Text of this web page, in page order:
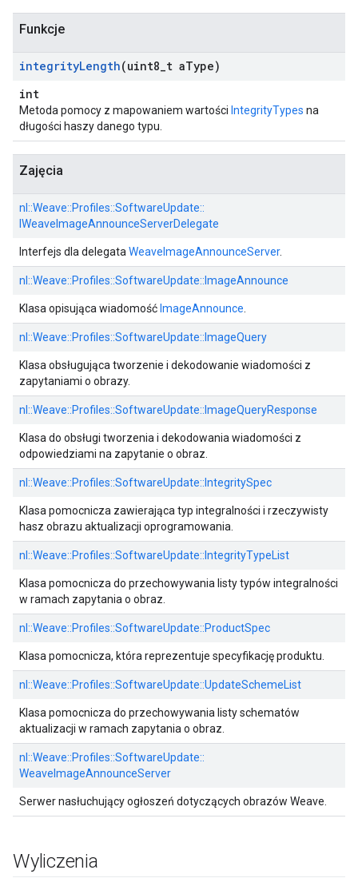
Funkcje
integrityLength(uint8 t aType)
int
Metoda pomocy z mapowaniem wartości IntegrityTypes na
długości haszy danego typu.
Zajęcia
nl::Weave::Profiles::SoftwareUpdate::
IWeaveImageAnnounceServerDelegate
Interfejs dla delegata WeaveImageAnnounceServer.
nl::Weave::Profiles::SoftwareUpdate:: ImageAnnounce
Klasa opisująca wiadomość ImageAnnounce
nl::Weave::Profiles::SoftwareUpdate:: ImageQuery
Klasa obsługująca tworzenie i dekodowanie wiadomości z
zapytaniami o obrazy.
nl::Weave::Profiles::SoftwareUpdate:: ImageQueryResponse
Klasa do obsługi tworzenia i dekodowania wiadomości z
odpowiedziami na zapytanie o obraz.
nl::Weave::Profiles::SoftwareUpdate:: IntegritySpec
Klasa pomocnicza zawierająca typ integralności i rzeczywisty
hasz obrazu aktualizacji oprogramowania.
nl::Weave::Profiles::SoftwareUpdate:: IntegrityTypeList
Klasa pomocnicza do przechowywania listy typów integralności
w ramach zapytania o obraz.
nl::Weave::Profiles::SoftwareUpdate::ProductSpec
Klasa pomocnicza, która reprezentuje specyfikację produktu.
nl::Weave::Profiles::SoftwareUpdate::UpdateSchemeList
Klasa pomocnicza do przechowywania listy schematów
aktualizacji w ramach zapytania o obraz.
nl::Weave::Profiles::SoftwareUpdate::
WeaveImageAnnounceServer
Serwer nasłuchujący ogłoszeń dotyczących obrazów Weave.
Wyliczenia